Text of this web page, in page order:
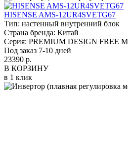
HISENSE AMS-12UR4SVETG67
Тип: настенный внутренний блок
Страна бренда: Китай
Серия: PREMIUM DESIGN FREE
Под заказ 7-10 дней
23390 р.
В КОРЗИНУ
в 1 клик